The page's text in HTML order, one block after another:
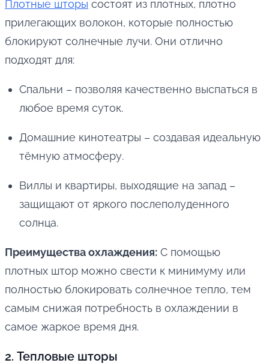
Плотные шторы состоят из плотных, плотно
прилегающих волокон, которые полностью
блокируют солнечные лучи. Они отлично
подходят для:
Спальни – позволяя качественно выспаться в
любое время суток.
Домашние кинотеатры – создавая идеальную
тёмную атмосферу.
Виллы и квартиры, выходящие на запад –
защищают от яркого послеполуденного
солнца.
Преимущества охлаждения: С помощью
плотных штор можно свести к минимуму или
полностью блокировать солнечное тепло, тем
самым снижая потребность в охлаждении в
самое жаркое время дня.
2. Тепловые шторы